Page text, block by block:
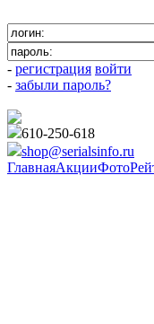
- регистрация войти
- забыли пароль?
610-250-618
shop@serialsinfo.ru
ГлавнаяАкцииФото